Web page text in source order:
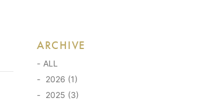
ARCHIVE
ALL
2026 (1)
2025 (3)